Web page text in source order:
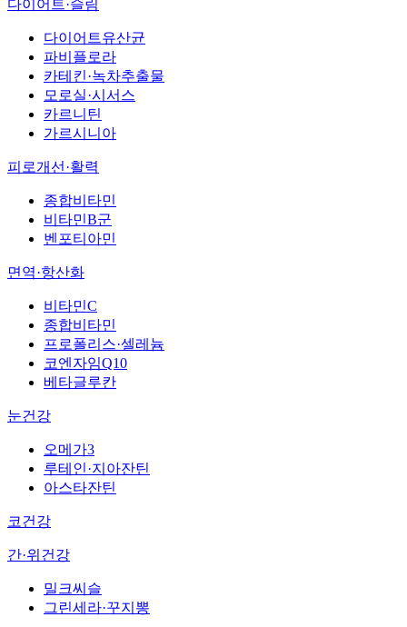
다이어트·슬림
다이어트유산균
파비플로라
카테킨·녹차추출물
모로실·시서스
카르니틴
가르시니아
피로개선·활력
종합비타민
비타민B군
벤포티아민
면역·항산화
비타민C
종합비타민
프로폴리스·셀레늄
코엔자임Q10
베타글루칸
눈건강
오메가3
루테인·지아잔틴
아스타잔틴
코건강
간·위건강
밀크씨슬
그린세라·꾸지뽕